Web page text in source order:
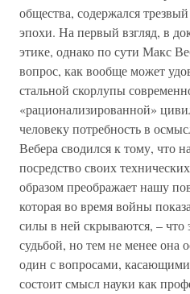
общества, содержался
эпохи. На первый взгляд, в
этике, однако по сути Макс
вопрос, как вообще может
стальной скорлупы
«рационализированной»
человеку потребность в
Вебера сводился к тому, что
посредство своих
образом преображает нашу
которая во время войны
силы в ней скрываются, – что
судьбой, но тем не менее она
один с вопросами,
состоит смысл науки как